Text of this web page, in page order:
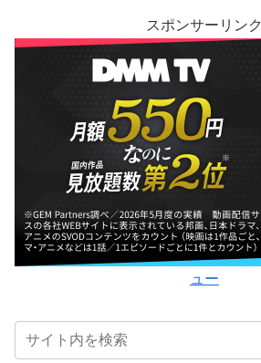
スポンサーリンク
ュー